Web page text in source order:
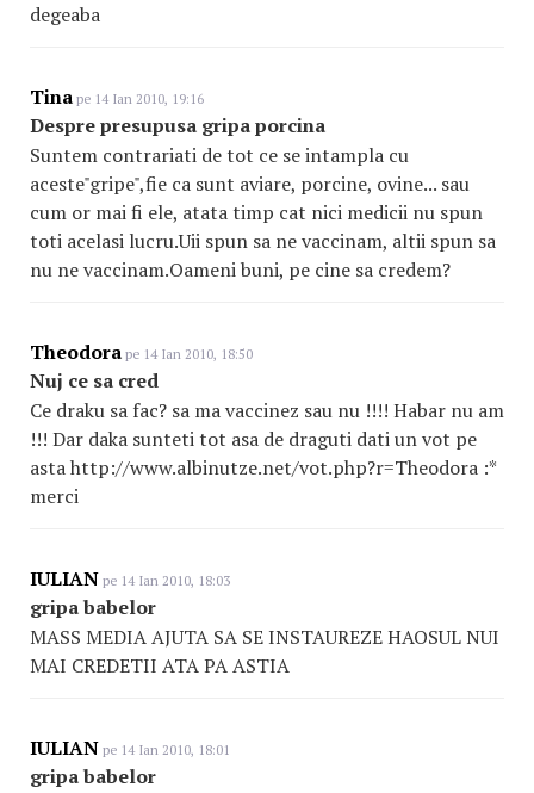
degeaba
Tina pe 14 Ian 2010, 19:16
Despre presupusa gripa porcina
Suntem contrariati de tot ce se intampla cu
aceste"gripe",fie ca sunt aviare, porcine, ovine... sau
cum or mai fi ele, atata timp cat nici medicii nu spun
toti acelasi lucru.Uii spun sa ne vaccinam, altii spun sa
nu ne vaccinam.Oameni buni, pe cine sa credem?
Theodora pe 14 Ian 2010, 18:50
Nuj ce sa cred
Ce draku sa fac? sa ma vaccinez sau nu !!!! Habar nu am
!!! Dar daka sunteti tot asa de draguti dati un vot pe
asta http://www.albinutze.net/vot.php?r=Theodora :*
merci
IULIAN pe 14 Ian 2010, 18:03
gripa babelor
MASS MEDIA AJUTA SA SE INSTAUREZE HAOSUL NUI
MAI CREDETII ATA PA ASTIA
IULIAN pe 14 Ian 2010, 18:01
gripa babelor